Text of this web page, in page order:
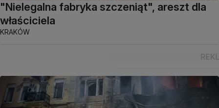
"Nielegalna fabryka szczeniąt", areszt dla
właściciela
KRAKÓW